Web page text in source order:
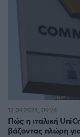
Πώς η ιταλική
βάζοντας πλώρη
12.09.2024, 09:24